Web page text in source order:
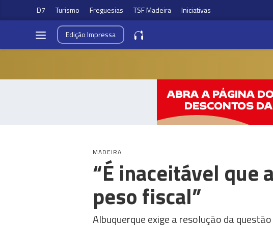
D7 Turismo Freguesias TSF Madeira Iniciativas
EdiçãoImpressa
MADEIRA
“É inaceitável que
peso fiscal”
Albuquerque exige a resolução da questão